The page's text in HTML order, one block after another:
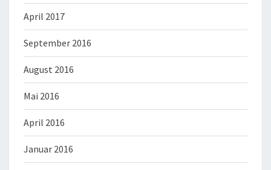
April 2017
September 2016
August 2016
Mai 2016
April 2016
Januar 2016